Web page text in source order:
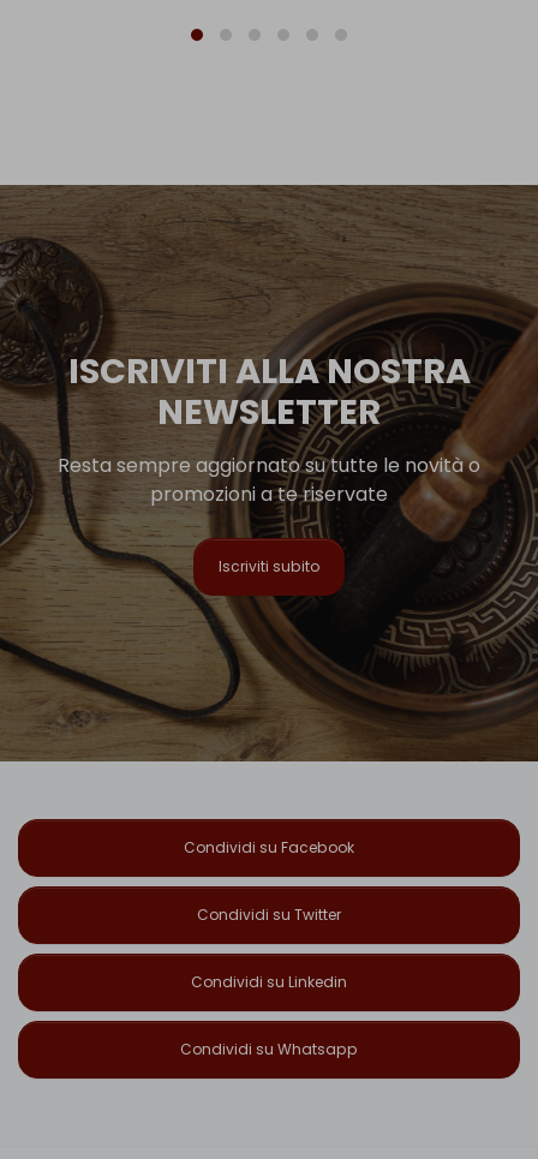
ISCRIVITI ALLA NOSTRA
NEWSLETTER
Resta sempre aggiornato su tutte le novità o
promozioni a te riservate
Iscriviti subito
Condividi su Facebook
Condividi su Twitter
Condividi su Linkedin
Condividi su Whatsapp